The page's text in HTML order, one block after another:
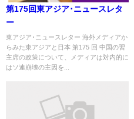
第175回東アジア･ニュースレタ
ー
東アジア･ニュースレター 海外メディアか
らみた東アジアと日本 第175 回 中国の習
主席の政策について、メディアは対内的に
はソ連崩壊の主因を...